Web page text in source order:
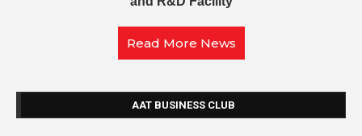
Read More News
AAT BUSINESS CLUB